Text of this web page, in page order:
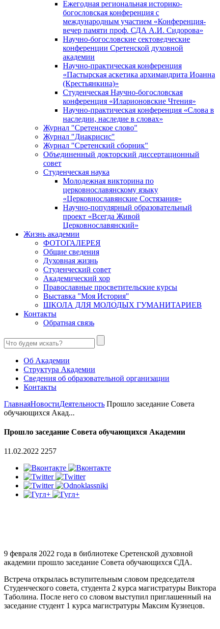
Ежегодная региональная историко-
богословская конференция с
международным участием «Конференция-
вечер памяти проф. СДА А.И. Сидорова»
Научно-богословские сектоведческие
конференции Сретенской духовной
академии
Научно-практическая конференция
«Пастырская аскетика архимандрита Иоанна
(Крестьянкина)»
Студенческая Научно-богословская
конференция «Иларионовские Чтения»
Научно-практическая конференция «Cлова в
наследии, наследие в словах»
Журнал "Сретенское слово"
Журнал "Диакрисис"
Журнал "Сретенский сборник"
Объединенный докторский диссертационный
совет
Студенческая наука
Молодежная викторина по
церковнославянскому языку
«Церковнославянские Состязания»
Научно-популярный образовательный
проект «Всегда Живой
Церковнославянский»
Жизнь академии
ФОТОГАЛЕРЕЯ
Общие сведения
Духовная жизнь
Студенческий совет
Академический хор
Православные просветительские курсы
Выставка "Моя История"
ШКОЛА ДЛЯ МОЛОДЫХ ГУМАНИТАРИЕВ
Контакты
Обратная связь
Об Академии
Структура Академии
Сведения об образовательной организации
Контакты
ГлавнаяНовостиДеятельность Прошло заседание Совета
обучающихся Акад...
Прошло заседание Совета обучающихся Академии
11.02.2022 2257
9 февраля 2022 года в библиотеке Сретенской духовной
академии прошло заседание Совета обучающихся СДА.
Встреча открылась вступительным словом председателя
Студенческого совета, студента 2 курса магистратуры Виктора
Таболина. После него со словом выступил приглашенный на
заседание студент 1 курса магистратуры Максим Кузнецов.